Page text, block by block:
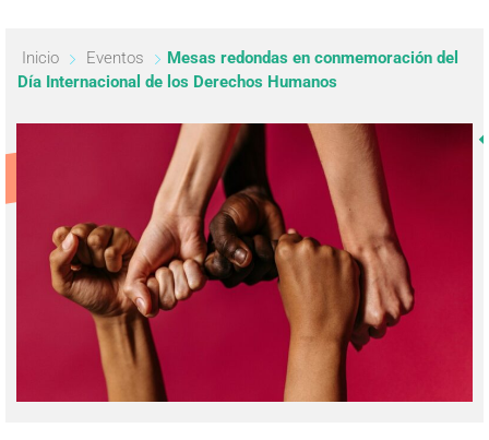
Inicio Eventos
Mesas redondas en conmemoración del
Día Internacional de los Derechos Humanos